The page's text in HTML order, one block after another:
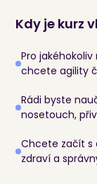
Kdy je kurz
Pro
chcete agility
Rádi byste
nosetouch,
Chcete začít s
zdraví a